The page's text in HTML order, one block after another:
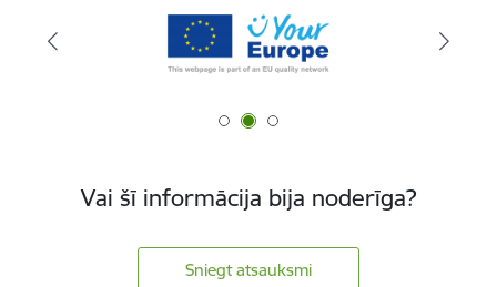
Vai šī informācija bija noderīga?
Sniegt atsauksmi